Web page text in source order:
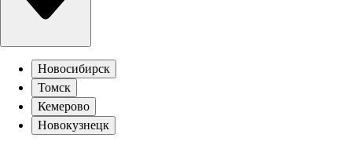
Новосибирск
Томск
Кемерово
Новокузнецк